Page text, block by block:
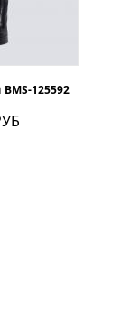
BMS-125592